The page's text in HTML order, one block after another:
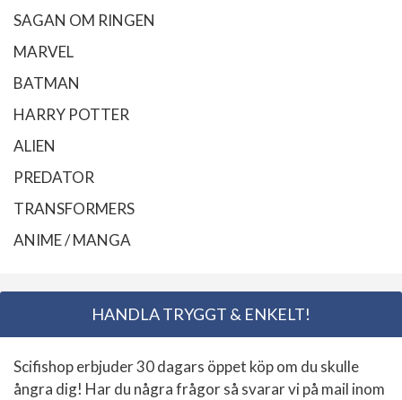
SAGAN OM RINGEN
MARVEL
BATMAN
HARRY POTTER
ALIEN
PREDATOR
TRANSFORMERS
ANIME / MANGA
HANDLA TRYGGT & ENKELT!
Scifishop erbjuder 30 dagars öppet köp om du skulle
ångra dig! Har du några frågor så svarar vi på mail inom